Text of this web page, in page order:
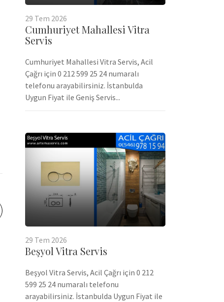
29 Tem 2026
Cumhuriyet Mahallesi Vitra
Servis
Cumhuriyet Mahallesi Vitra Servis, Acil
Çağrı için 0 212 599 25 24 numaralı
telefonu arayabilirsiniz. İstanbulda
Uygun Fiyat ile Geniş Servis...
29 Tem 2026
Beşyol Vitra Servis
Beşyol Vitra Servis, Acil Çağrı için 0 212
599 25 24 numaralı telefonu
arayabilirsiniz. İstanbulda Uygun Fiyat ile